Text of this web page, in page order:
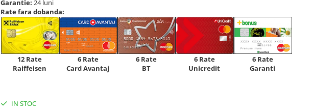
Garantie: 24 luni
Rate fara dobanda:
12 Rate
Raiffeisen
6 Rate
Card Avantaj
6 Rate
BT
6 Rate
Unicredit
6 Rate
Garanti
IN STOC